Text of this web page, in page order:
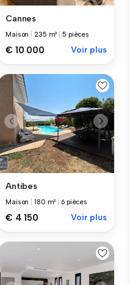
Cannes
Maison |235 m² |5 pièces
€ 10 000 Voir plus
Antibes
Maison |180 m² 6 pièces
€ 4 150 Voir plus